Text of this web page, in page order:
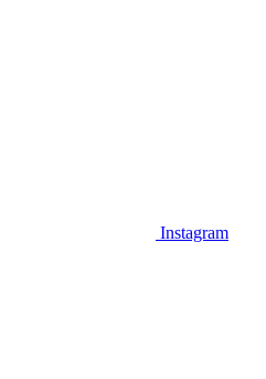
Instagram